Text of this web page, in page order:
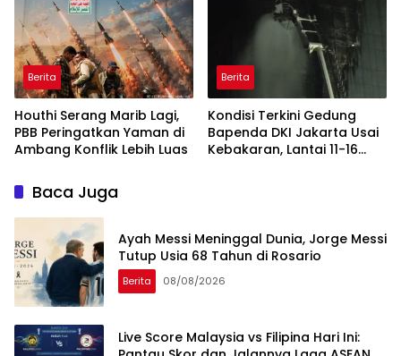
Berita
Houthi Serang Marib Lagi,
PBB Peringatkan Yaman di
Ambang Konflik Lebih Luas
Berita
Kondisi Terkini Gedung
Bapenda DKI Jakarta Usai
Kebakaran, Lantai 11-16
Baca Juga
Ayah Messi Meninggal Dunia, Jorge Messi
Tutup Usia 68 Tahun di Rosario
Berita 08/08/2026
Live Score Malaysia vs Filipina Hari Ini: